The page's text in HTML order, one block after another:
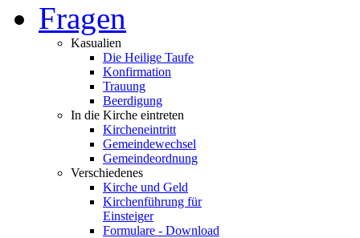
Fragen
Kasualien
Die Heilige Taufe
Konfirmation
Trauung
Beerdigung
In die Kirche eintreten
Kircheneintritt
Gemeindewechsel
Gemeindeordnung
Verschiedenes
Kirche und Geld
Kirchenführung für
Einsteiger
Formulare - Download